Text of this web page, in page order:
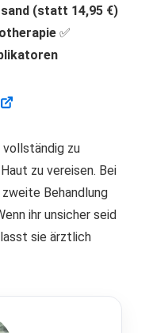
(statt 14,95 €)
✅
zu
zu vereisen. Bei
zweite Behandlung
ihr unsicher seid
sie ärztlich